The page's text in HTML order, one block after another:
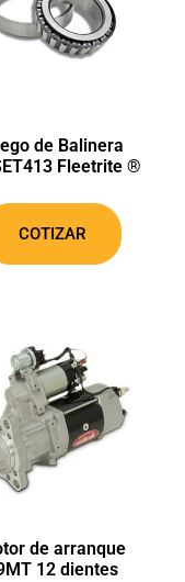
de Balinera
Fleetrite ®
COTIZAR
de arranque
12 dientes